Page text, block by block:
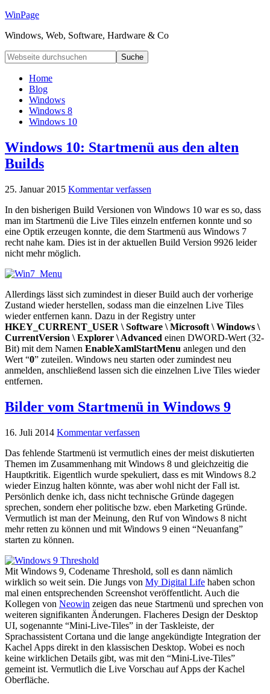
WinPage
Windows, Web, Software, Hardware & Co
Home
Blog
Windows
Windows 8
Windows 10
Windows 10: Startmenü aus den alten
Builds
25. Januar 2015 Kommentar verfassen
In den bisherigen Build Versionen von Windows 10 war es so, dass
man im Startmenü die Live Tiles einzeln entfernen konnte und so
eine Optik erzeugen konnte, die dem Startmenü aus Windows 7
recht nahe kam. Dies ist in der aktuellen Build Version 9926 leider
nicht mehr möglich.
Allerdings lässt sich zumindest in dieser Build auch der vorherige
Zustand wieder herstellen, sodass man die einzelnen Live Tiles
wieder entfernen kann. Dazu in der Registry unter
HKEY_CURRENT_USER \ Software \ Microsoft \ Windows \
CurrentVersion \ Explorer \ Advanced einen DWORD-Wert (32-
Bit) mit dem Namen EnableXamlStartMenu anlegen und den
Wert “0” zuteilen. Windows neu starten oder zumindest neu
anmelden, anschließend lassen sich die einzelnen Live Tiles wieder
entfernen.
Bilder vom Startmenü in Windows 9
16. Juli 2014 Kommentar verfassen
Das fehlende Startmenü ist vermutlich eines der meist diskutierten
Themen im Zusammenhang mit Windows 8 und gleichzeitig die
Hauptkritik. Eigentlich wurde spekuliert, dass es mit Windows 8.2
wieder Einzug halten könnte, was aber wohl nicht der Fall ist.
Persönlich denke ich, dass nicht technische Gründe dagegen
sprechen, sondern eher politische bzw. eben Marketing Gründe.
Vermutlich ist man der Meinung, den Ruf von Windows 8 nicht
mehr retten zu können und mit Windows 9 einen “Neuanfang”
starten zu können.
Mit Windows 9, Codename Threshold, soll es dann nämlich
wirklich so weit sein. Die Jungs von My Digital Life haben schon
mal einen entsprechenden Screenshot veröffentlicht. Auch die
Kollegen von Neowin zeigen das neue Startmenü und sprechen von
weiteren signifikanten Änderungen. Flacheres Design der Desktop
UI, sogenannte “Mini-Live-Tiles” in der Taskleiste, der
Sprachassistent Cortana und die lange angekündigte Integration der
Kachel Apps direkt in den klassischen Desktop. Wobei es noch
keine wirklichen Details gibt, was mit den “Mini-Live-Tiles”
gemeint ist. Vermutlich die Live Vorschau auf Apps der Kachel
Oberfläche.